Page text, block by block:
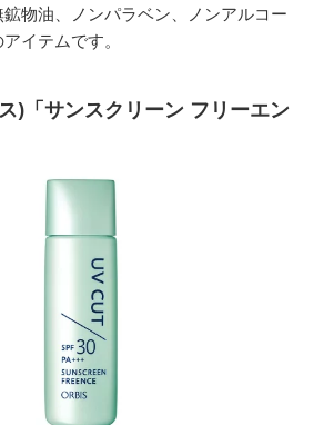
物油、ノンパラベン、ノンアルコー
イテムです。
)「サンスクリーン フリーエン